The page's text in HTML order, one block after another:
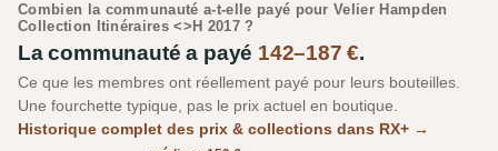
Combien la communauté a-t-elle payé pour Velier Hampden
Collection Itinéraires <>H 2017 ?
La communauté a payé 142–187 €.
Ce que les membres ont réellement payé pour leurs bouteilles.
Une fourchette typique, pas le prix actuel en boutique.
Historique complet des prix & collections dans RX+ →